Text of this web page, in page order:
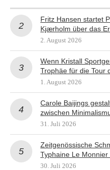
Fritz Hansen startet
Kjærholm über das
2. August 2026
Wenn Kristall
Trophäe für die Tour
1. August 2026
Carole Baijings
zwischen
31. Juli 2026
Zeitgenössische
Typhaine Le
30. Juli 2026